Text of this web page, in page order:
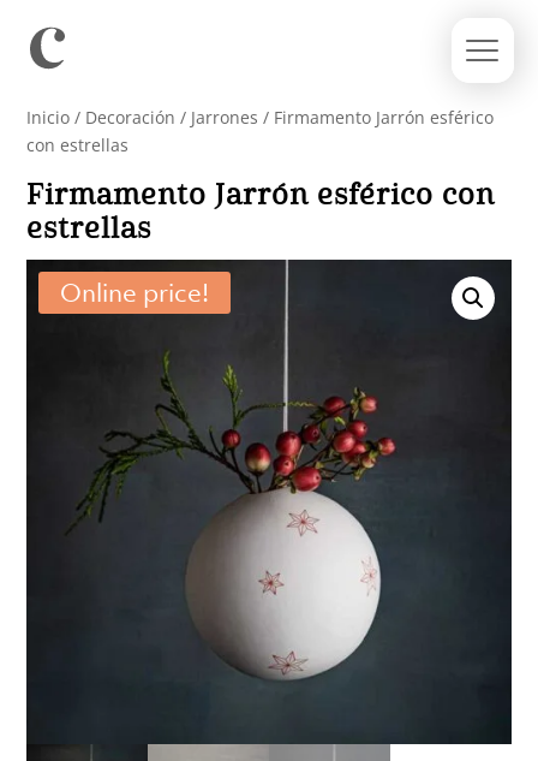
Inicio / Decoración / Jarrones / Firmamento Jarrón esférico
con estrellas
Firmamento Jarrón esférico con
estrellas
Online price!